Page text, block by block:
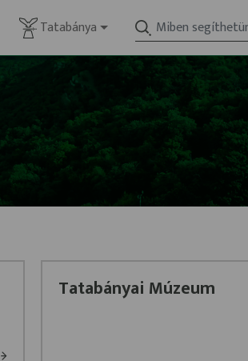
Tatabánya
Tatabányai Múzeum